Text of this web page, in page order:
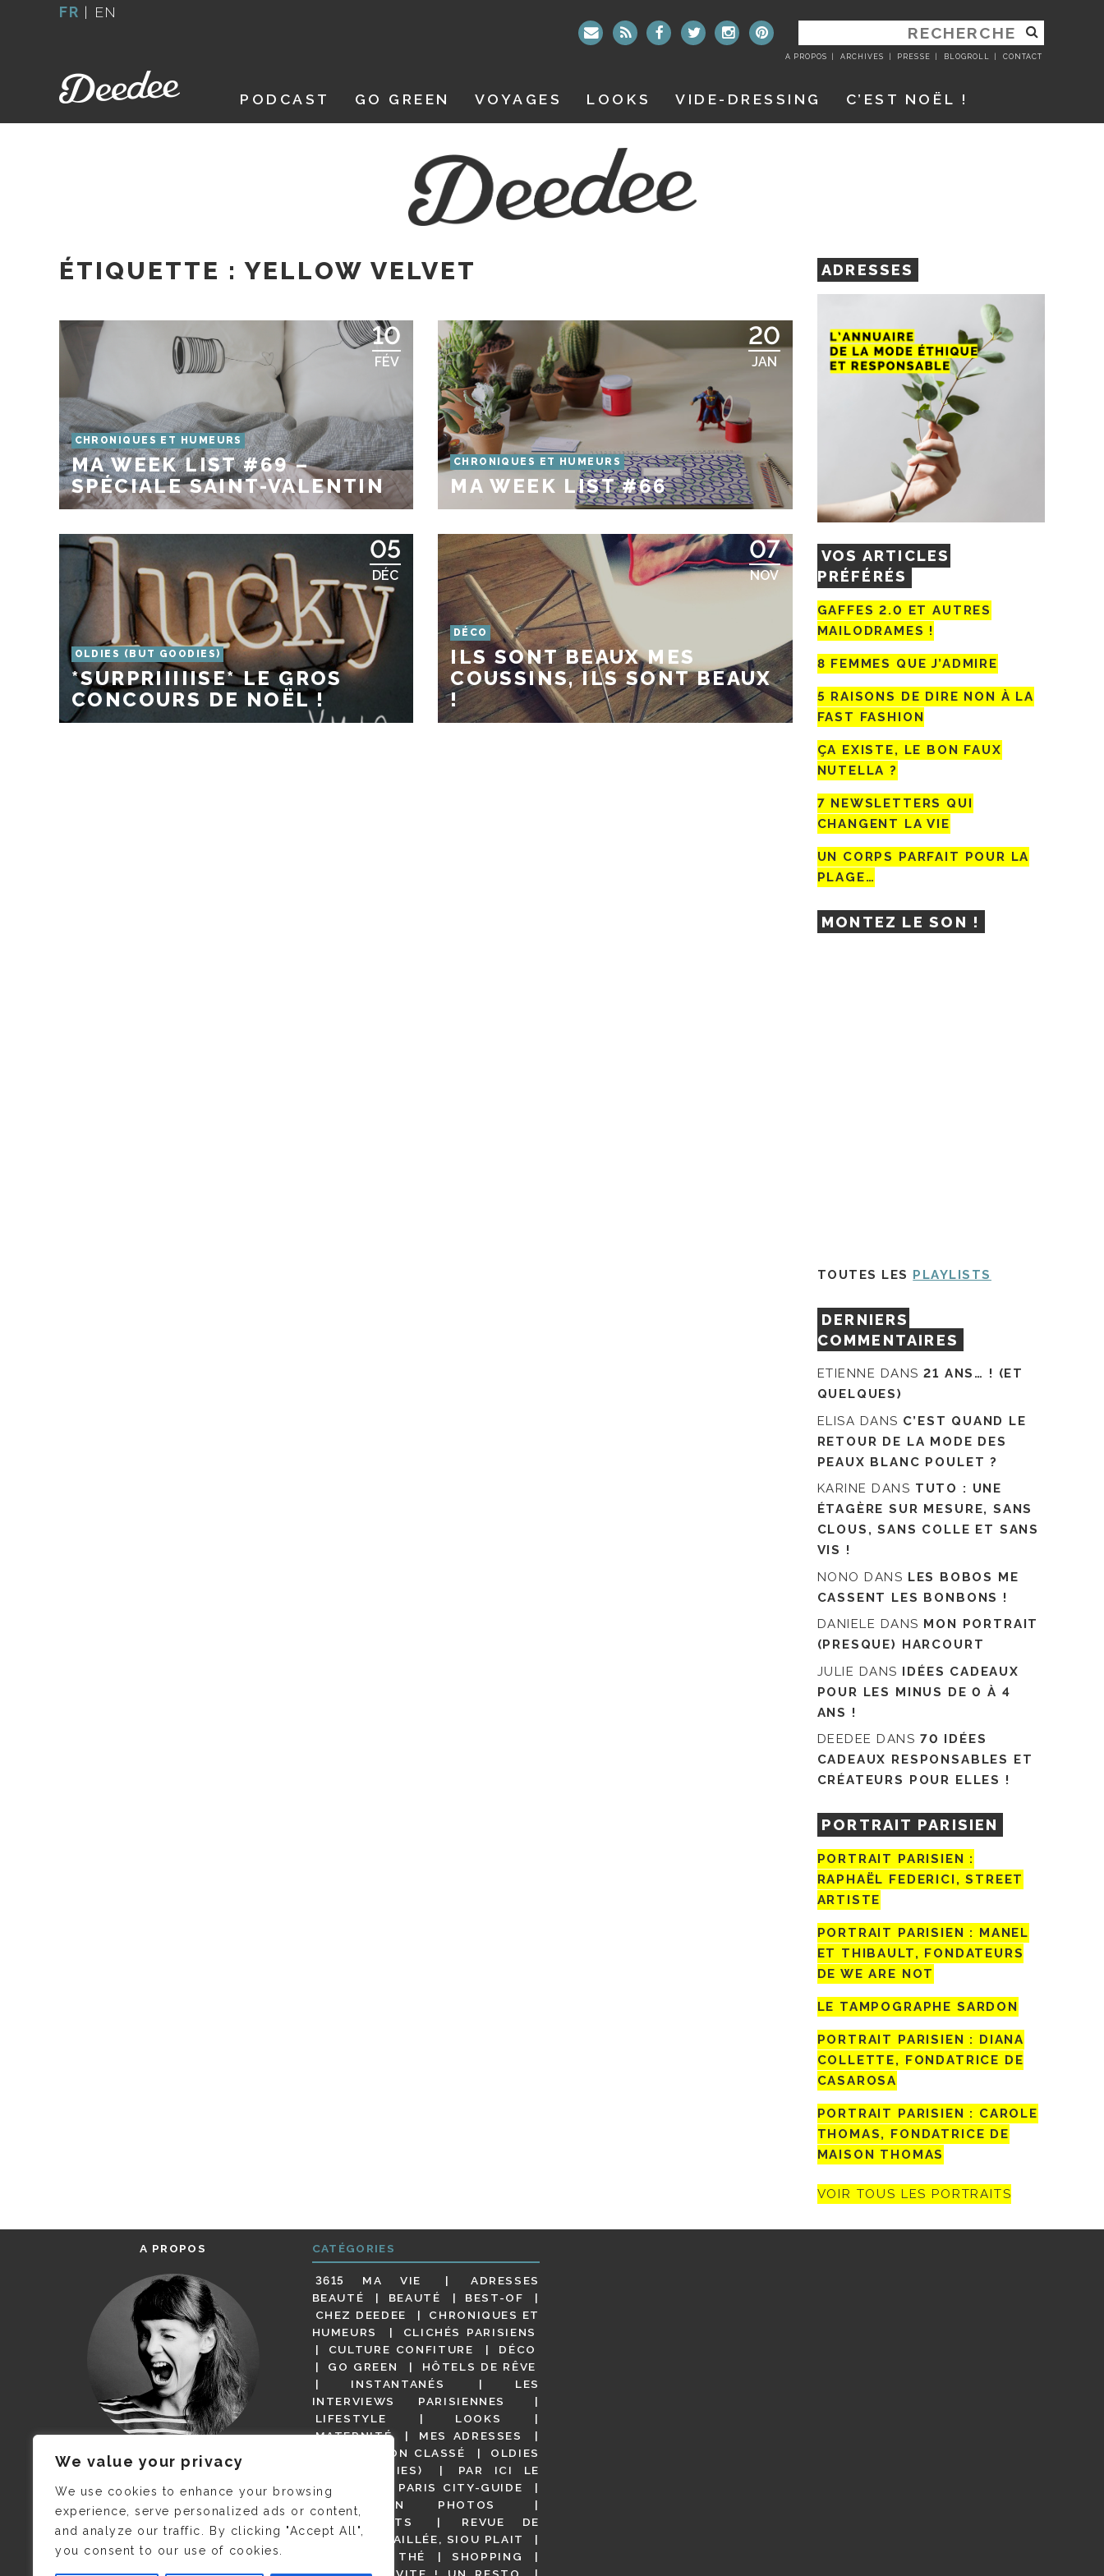
We value your privacy
We use cookies to enhance your browsing
experience, serve personalized ads or content,
and analyze our traffic. By clicking "Accept All",
you consent to our use of cookies.
FR | EN
RECHERCHER
:
A PROPOS ARCHIVES PRESSE BLOGROLL CONTACT
PODCAST GO GREEN VOYAGES LOOKS VIDE-DRESSING C’EST NOËL !
ÉTIQUETTE :YELLOW VELVET
10
FÉV
CHRONIQUES ET HUMEURS
MA WEEK LIST #69 –
SPÉCIALE SAINT-VALENTIN
20
JAN
CHRONIQUES ET HUMEURS
MA WEEK LIST #66
05
DÉC
OLDIES (BUT GOODIES)
*SURPRIIIIISE* LE GROS
CONCOURS DE NOËL !
07
NOV
DÉCO
ILS SONT BEAUX MES
COUSSINS, ILS SONT BEAUX
!
ADRESSES
VOS ARTICLES
PRÉFÉRÉS
GAFFES 2.0 ET AUTRES
MAILODRAMES !
8 FEMMES QUE J’ADMIRE
5 RAISONS DE DIRE NON À LA
FAST FASHION
ÇA EXISTE, LE BON FAUX
NUTELLA ?
7 NEWSLETTERS QUI
CHANGENT LA VIE
UN CORPS PARFAIT POUR LA
PLAGE…
MONTEZ LE SON !
TOUTES LES PLAYLISTS
DERNIERS
COMMENTAIRES
ETIENNE DANS21 ANS… ! (ET
QUELQUES)
ELISA DANS C’EST QUAND LE
RETOUR DE LA MODE DES
PEAUX BLANC POULET ?
KARINE DANS TUTO : UNE
ÉTAGÈRE SUR MESURE, SANS
CLOUS, SANS COLLE ET SANS
VIS !
NONO DANS LES BOBOS ME
CASSENT LES BONBONS !
DANIELE DANS MON PORTRAIT
(PRESQUE) HARCOURT
JULIE DANS IDÉES CADEAUX
POUR LES MINUS DE 0 À 4
ANS !
DEEDEE DANS 70 IDÉES
CADEAUX RESPONSABLES ET
CRÉATEURS POUR ELLES !
PORTRAIT PARISIEN
PORTRAIT PARISIEN :
RAPHAËL FEDERICI, STREET
ARTISTE
PORTRAIT PARISIEN : MANEL
ET THIBAULT, FONDATEURS
DE WE ARE NOT
LE TAMPOGRAPHE SARDON
PORTRAIT PARISIEN : DIANA
COLLETTE, FONDATRICE DE
CASAROSA
PORTRAIT PARISIEN : CAROLE
THOMAS, FONDATRICE DE
MAISON THOMAS
VOIR TOUS LES PORTRAITS
A PROPOS
JE M’APPELLE DELPHINE MAIS
C’EST ©CAMILLE COLLIN QUI A
PRIS CETTE PHOTO !
CATÉGORIES
3615 MA VIE
ADRESSES
BEAUTÉ
BEAUTÉ
BEST-OF
CHEZ DEEDEE
CHRONIQUES ET
HUMEURS
CLICHÉS PARISIENS
CULTURE CONFITURE
DÉCO
GO GREEN
HÔTELS DE RÊVE
INSTANTANÉS
LES
INTERVIEWS PARISIENNES
LIFESTYLE
LOOKS
MATERNITÉ
MES ADRESSES
NON CLASSÉ
OLDIES
(BUT GOODIES)
PAR ICI LE
MAGOT !
PARIS CITY-GUIDE
PARIS EN PHOTOS
RESTAURANTS
REVUE DE
PRESSE DÉTAILLÉE, SIOU PLAIT
SALONS DE THÉ
SHOPPING
VIDÉOS
VITE ! UN RESTO